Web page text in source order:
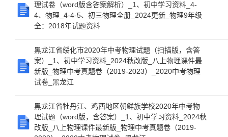
理试卷（word版含答案解析）_1、初中学习资料_4-
4、物理_4-4-5、初三物理全册_2024更新_物理9年级
全：2018年试题资料
黑龙江省绥化市2020年中考物理试题（扫描版，含答
案）_1、初中学习资料_2024秋改版_八上物理课件最
新版_物理中考真题卷（2019-2023）_2020中考物理
试卷_黑龙江
黑龙江省牡丹江、鸡西地区朝鲜族学校2020年中考物
理试题（word版，含答案）_1、初中学习资料_2024秋
改版_八上物理课件最新版_物理中考真题卷（2019-